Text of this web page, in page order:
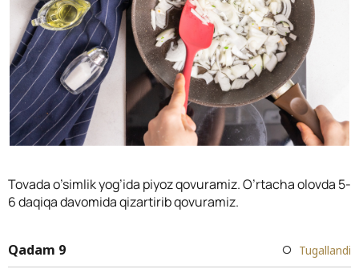
Tovada o’simlik yog’ida piyoz qovuramiz. O’rtacha olovda 5-
6 daqiqa davomida qizartirib qovuramiz.
Qadam 9 Tugallandi